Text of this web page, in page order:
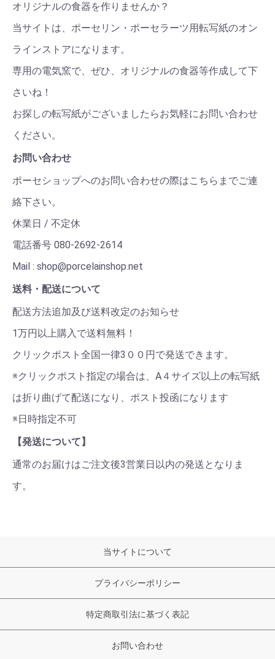
オリジナルの食器を作りませんか？
当サイトは、ポーセリン・ポーセラーツ用転写紙のオン
ラインストアになります。
専用の電気窯で、ぜひ、オリジナルの食器等作成して下
さいね！
お探しの転写紙がございましたらお気軽にお問い合わせ
ください。
お問い合わせ
ポーセショップへのお問い合わせの際はこちらまでご連
絡下さい。
休業日 / 不定休
電話番号 080-2692-2614
Mail : shop@porcelainshop.net
送料・配送について
配送方法追加及び送料改定のお知らせ
1万円以上購入で送料無料！
クリックポスト全国一律3００円で発送できます。
※クリックポスト指定の場合は、A４サイズ以上の転写紙
は折り曲げて配送になり、ポスト投函になります
※日時指定不可
【発送について】
通常のお届けはご注文後3営業日以内の発送となりま
す。
当サイトについて
プライバシーポリシー
特定商取引法に基づく表記
お問い合わせ